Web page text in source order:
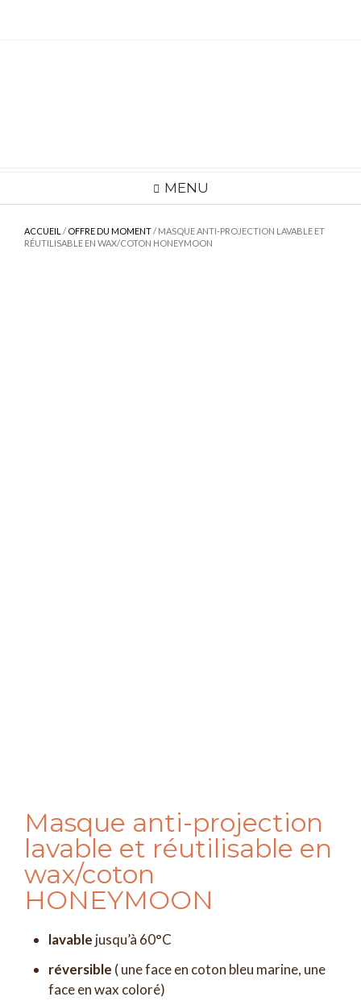
MENU
ACCUEIL / OFFRE DU MOMENT/ MASQUE ANTI-PROJECTION LAVABLE ET
RÉUTILISABLE EN WAX/COTON HONEYMOON
Masque anti-projection
lavable et réutilisable en
wax/coton
HONEYMOON
lavable jusqu’à 60°C
réversible ( une face en coton bleu marine, une
face en wax coloré)